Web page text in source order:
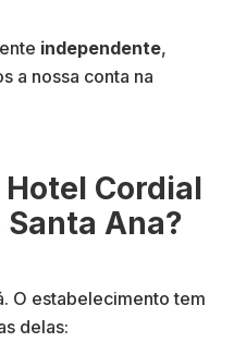
independente,
a nossa conta na
Cordial
Ana?
O estabelecimento tem
delas: